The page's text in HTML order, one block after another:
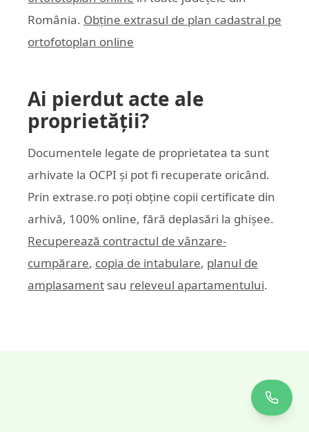
România. Obține extrasul de plan cadastral pe
ortofotoplan online
Ai pierdut acte ale
proprietății?
Documentele legate de proprietatea ta sunt
arhivate la OCPI și pot fi recuperate oricând.
Prin extrase.ro poți obține copii certificate din
arhivă, 100% online, fără deplasări la ghișee.
Recuperează contractul de vânzare-
cumpărare, copia de intabulare, planul de
amplasament sau releveul apartamentului.